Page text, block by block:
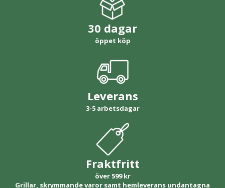
30 dagar
öppet köp
Leverans
3-5 arbetsdagar
Fraktfritt
över 599 kr
Grillar, skrymmande varor samt hemleverans undantagna